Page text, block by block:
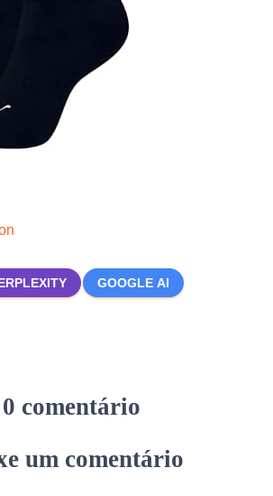
GOOGLE AI
0 comentário
um comentário